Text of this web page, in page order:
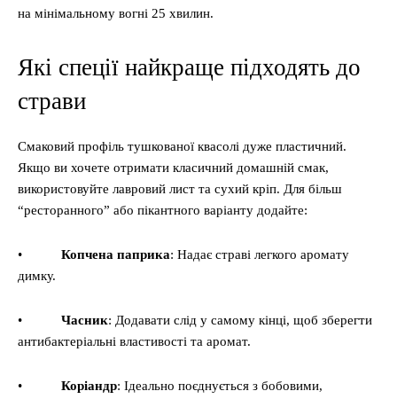
на мінімальному вогні 25 хвилин.
Які спеції найкраще підходять до
страви
Смаковий профіль тушкованої квасолі дуже пластичний.
Якщо ви хочете отримати класичний домашній смак,
використовуйте лавровий лист та сухий кріп. Для більш
“ресторанного” або пікантного варіанту додайте:
• Копчена паприка: Надає страві легкого аромату
димку.
• Часник: Додавати слід у самому кінці, щоб зберегти
антибактеріальні властивості та аромат.
• Коріандр: Ідеально поєднується з бобовими,